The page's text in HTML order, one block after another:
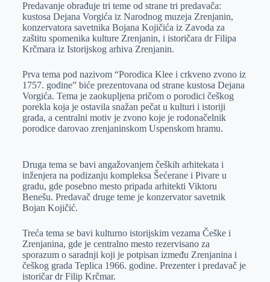
Predavanje obrađuje tri teme od strane tri predavača:
kustosa Dejana Vorgića iz Narodnog muzeja Zrenjanin,
konzervatora savetnika Bojana Kojičića iz Zavoda za
zaštitu spomenika kulture Zrenjanin, i istoričara dr Filipa
Krčmara iz Istorijskog arhiva Zrenjanin.
Prva tema pod nazivom “Porodica Klee i crkveno zvono iz
1757. godine” biće prezentovana od strane kustosa Dejana
Vorgića. Tema je zaokupljena pričom o porodici češkog
porekla koja je ostavila snažan pečat u kulturi i istoriji
grada, a centralni motiv je zvono koje je rodonačelnik
porodice darovao zrenjaninskom Uspenskom hramu.
Druga tema se bavi angažovanjem čeških arhitekata i
inženjera na podizanju kompleksa Šećerane i Pivare u
gradu, gde posebno mesto pripada arhitekti Viktoru
Benešu. Predavač druge teme je konzervator savetnik
Bojan Kojičić.
Treća tema se bavi kulturno istorijskim vezama Češke i
Zrenjanina, gde je centralno mesto rezervisano za
sporazum o saradnji koji je potpisan između Zrenjanina i
češkog grada Teplica 1966. godine. Prezenter i predavač je
istoričar dr Filip Krčmar.